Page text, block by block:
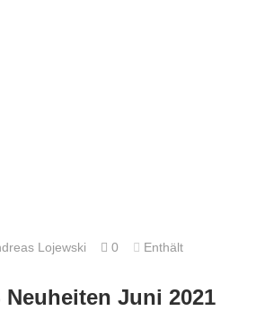
Lojewski 0
Enthält
Neuheiten Juni 2021